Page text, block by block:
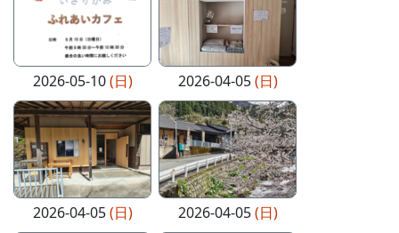
2026-05-10(日) 2026-04-05(日)
2026-04-05(日) 2026-04-05(日)